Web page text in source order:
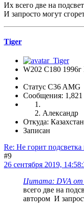
Их всего две на
И запросто могут
Tiger
W202 C180
Статус C36 AMG
Сообщения: 1,821
Александр
Откуда:
Записан
Re: Не горит
#9
26 сентября 2019,
Цитата: DVA от
всего две на
автором И